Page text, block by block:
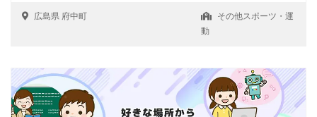
広島県 府中町
その他スポーツ・運
動